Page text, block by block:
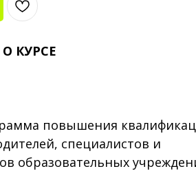
О КУРСЕ
повышения
специалистов и
образовательных